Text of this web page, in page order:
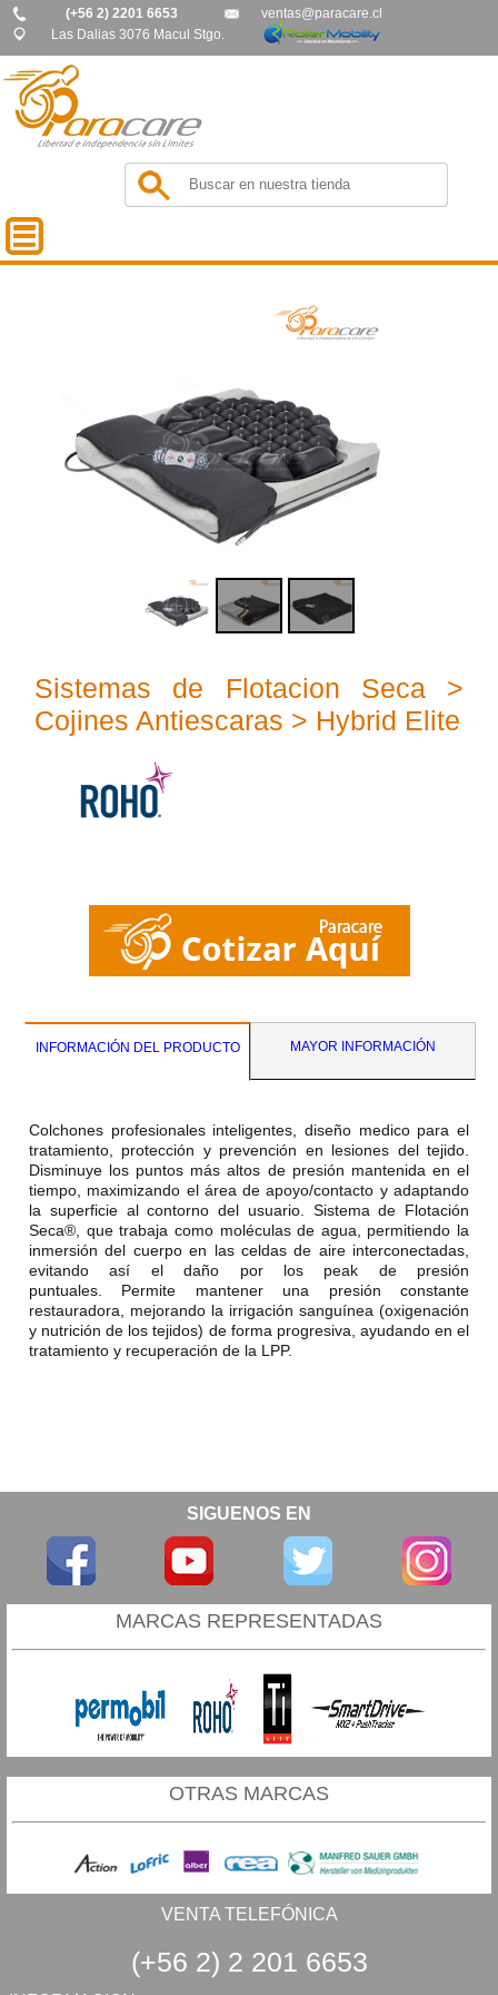
(+56 2) 2201 6653
ventas@paracare.cl
Las Dalias 3076 Macul Stgo.
Sistemas de Flotacion Seca >
Cojines Antiescaras > Hybrid Elite
INFORMACIÓN DEL PRODUCTO MAYOR INFORMACIÓN
Colchones profesionales inteligentes, diseño medico para el
tratamiento, protección y prevención en lesiones del tejido.
Disminuye los puntos más altos de presión mantenida en el
tiempo, maximizando el área de apoyo/contacto y adaptando
la superficie al contorno del usuario. Sistema de Flotación
Seca®, que trabaja como moléculas de agua, permitiendo la
inmersión del cuerpo en las celdas de aire interconectadas,
evitando así el daño por los peak de presión
puntuales. Permite mantener una presión constante
restauradora, mejorando la irrigación sanguínea (oxigenación
y nutrición de los tejidos) de forma progresiva, ayudando en el
tratamiento y recuperación de la LPP.
SIGUENOS EN
MARCAS REPRESENTADAS
OTRAS MARCAS
VENTA TELEFÓNICA
(+56 2) 2 201 6653